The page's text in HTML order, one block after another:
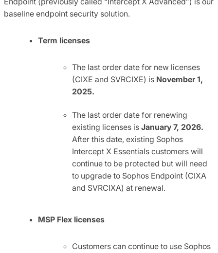
baseline endpoint security solution.
Term licenses
The last order date for new licenses
(CIXE and SVRCIXE) is November 1,
2025.
The last order date for renewing
existing licenses is January 7, 2026.
After this date, existing Sophos
Intercept X Essentials customers will
continue to be protected but will need
to upgrade to Sophos Endpoint (CIXA
and SVRCIXA) at renewal.
MSP Flex licenses
Customers can continue to use Sophos